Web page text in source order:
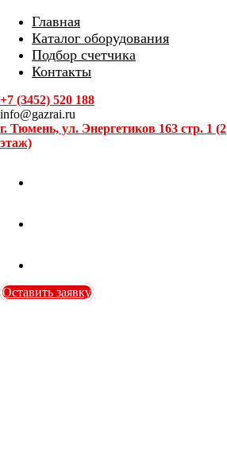
Главная
Каталог оборудования
Подбор счетчика
Контакты
+7 (3452) 520 188
info@gazrai.ru
г. Тюмень, ул. Энергетиков 163 стр. 1 (2
этаж)
Оставить заявку